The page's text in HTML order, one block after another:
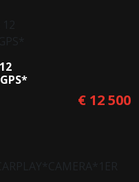
€ 12 500